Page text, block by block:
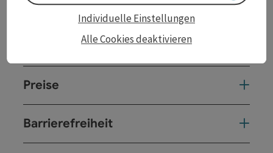
Veranstaltungsort
Anreise/Lage
Preise
Barrierefreiheit
Alle Cookies deaktivieren
Individuelle Einstellungen